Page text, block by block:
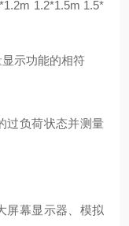
1.2*1.5m 1.5*
示功能的相符
过负荷状态并测量
屏幕显示器、模拟